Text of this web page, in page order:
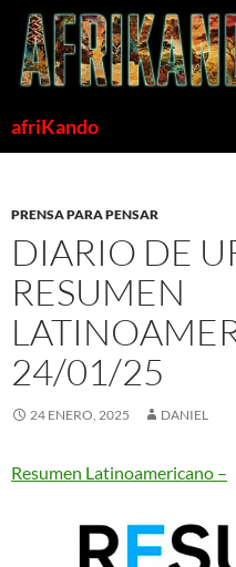
Saltar
contenido
afriKando
PRENSA PARA PENSAR
DIARIO DE
RESUMEN
24/01/25
24 ENERO, 2025 DANIEL
Resumen Latinoamericano –